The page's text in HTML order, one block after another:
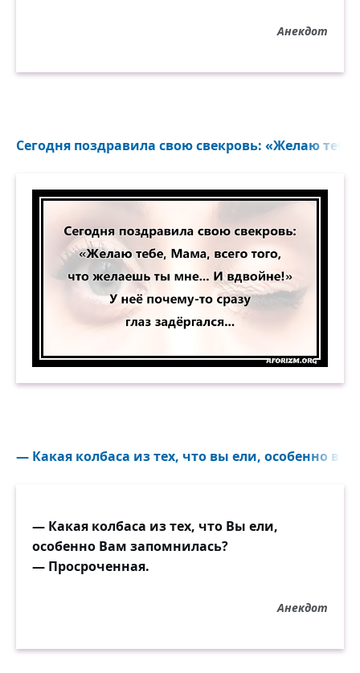
Анекдот
Сегодня поздравила свою свекровь: «Желаю
Сегодня поздравила свою свекровь: «Желаю
— Какая колбаса из тех, что вы ели, особенно
— Какая колбаса из тех, что Вы ели,
особенно Вам запомнилась?
— Просроченная.
Анекдот